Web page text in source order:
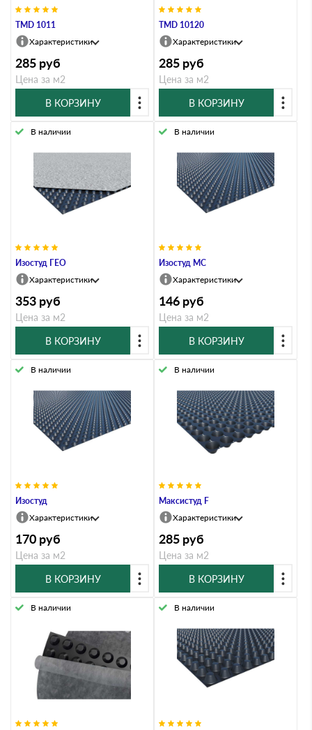
TMD 1011
Характеристики
285 руб
Цена за м2
В КОРЗИНУ
TMD 10120
Характеристики
285 руб
Цена за м2
В КОРЗИНУ
Изостуд ГЕО
В наличии
Характеристики
353 руб
Цена за м2
В КОРЗИНУ
Изостуд МС
В наличии
Характеристики
146 руб
Цена за м2
В КОРЗИНУ
Изостуд
В наличии
Характеристики
170 руб
Цена за м2
В КОРЗИНУ
Максистуд F
В наличии
Характеристики
285 руб
Цена за м2
В КОРЗИНУ
В наличии В наличии